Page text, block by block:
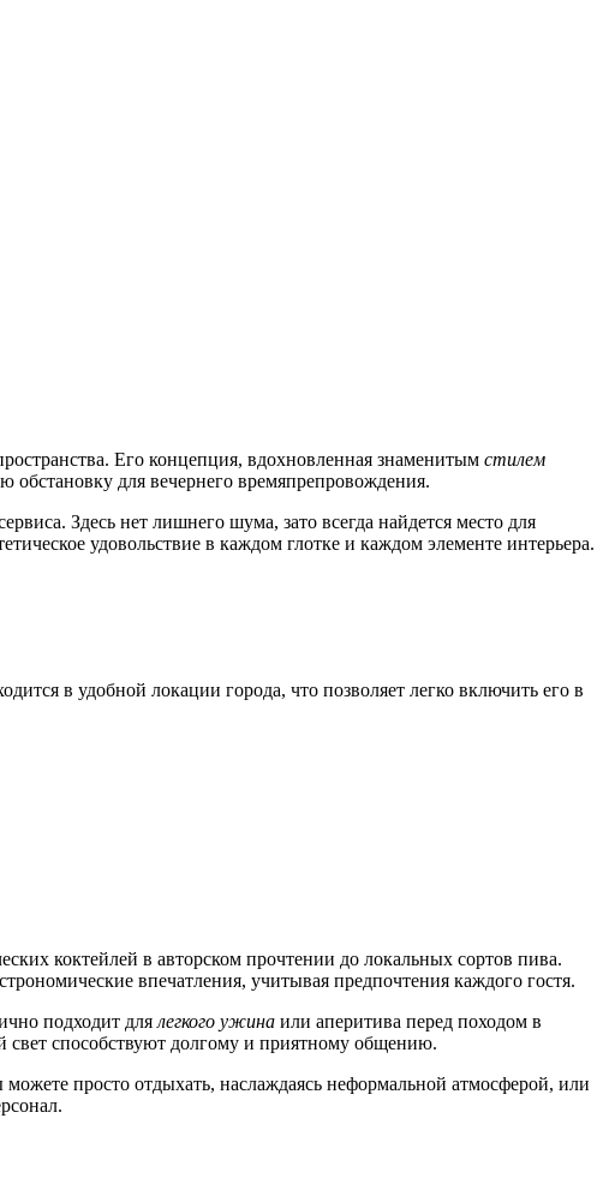
Его концепция, вдохновленная знаменитым стилем
для вечернего времяпрепровождения.
Здесь нет лишнего шума, зато всегда найдется место для
удовольствие в каждом глотке и каждом элементе интерьера.
в удобной локации города, что позволяет легко включить его в
коктейлей в авторском прочтении до локальных сортов пива.
впечатления, учитывая предпочтения каждого гостя.
подходит для легкого ужина или аперитива перед походом в
свет способствуют долгому и приятному общению.
просто отдыхать, наслаждаясь неформальной атмосферой, или